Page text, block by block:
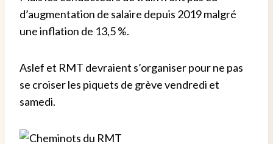
d’augmentation de salaire depuis 2019 malgré
une inflation de 13,5 %.
Aslef et RMT devraient s’organiser pour ne pas
se croiser les piquets de grève vendredi et
samedi.